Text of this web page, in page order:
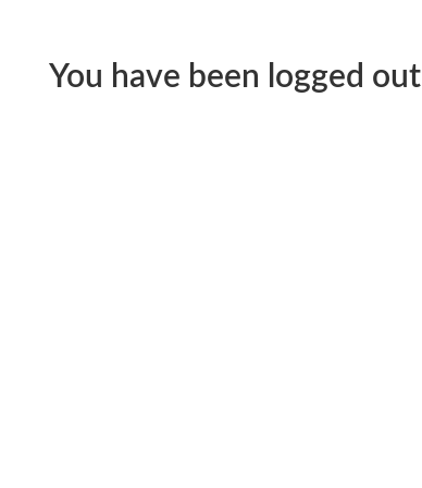
You have been logged out